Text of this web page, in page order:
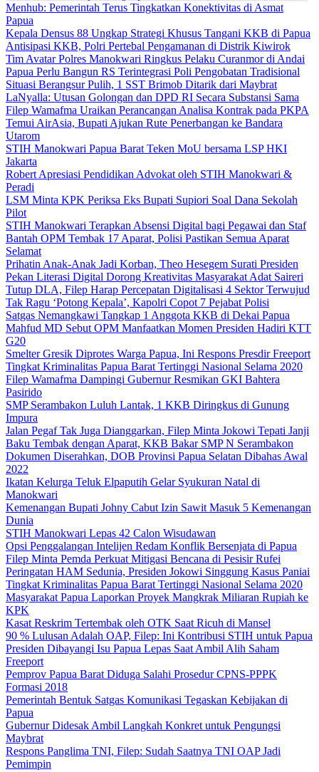
Menhub: Pemerintah Terus Tingkatkan Konektivitas di Asmat
Papua
Kepala Densus 88 Ungkap Strategi Khusus Tangani KKB di Papua
Antisipasi KKB, Polri Pertebal Pengamanan di Distrik Kiwirok
Tim Avatar Polres Manokwari Ringkus Pelaku Curanmor di Andai
Papua Perlu Bangun RS Terintegrasi Poli Pengobatan Tradisional
Situasi Berangsur Pulih, 1 SST Brimob Ditarik dari Maybrat
LaNyalla: Utusan Golongan dan DPD RI Secara Substansi Sama
Filep Wamafma Uraikan Perancangan Analisa Kontrak pada PKPA
Temui AirAsia, Bupati Ajukan Rute Penerbangan ke Bandara
Utarom
STIH Manokwari Papua Barat Teken MoU bersama LSP HKI
Jakarta
Robert Apresiasi Pendidikan Advokat oleh STIH Manokwari &
Peradi
LSM Minta KPK Periksa Eks Bupati Supiori Soal Dana Sekolah
Pilot
STIH Manokwari Terapkan Absensi Digital bagi Pegawai dan Staf
Bantah OPM Tembak 17 Aparat, Polisi Pastikan Semua Aparat
Selamat
Prihatin Anak-Anak Jadi Korban, Theo Hesegem Surati Presiden
Pekan Literasi Digital Dorong Kreativitas Masyarakat Adat Saireri
Tutup DLA, Filep Harap Percepatan Digitalisasi 4 Sektor Terwujud
Tak Ragu ‘Potong Kepala’, Kapolri Copot 7 Pejabat Polisi
Satgas Nemangkawi Tangkap 1 Anggota KKB di Dekai Papua
Mahfud MD Sebut OPM Manfaatkan Momen Presiden Hadiri KTT
G20
Smelter Gresik Diprotes Warga Papua, Ini Respons Presdir Freeport
Tingkat Kriminalitas Papua Barat Tertinggi Nasional Selama 2020
Filep Wamafma Dampingi Gubernur Resmikan GKI Bahtera
Pasirido
SMP Serambakon Luluh Lantak, 1 KKB Diringkus di Gunung
Impura
Jalan Pegaf Tak Juga Dianggarkan, Filep Minta Jokowi Tepati Janji
Baku Tembak dengan Aparat, KKB Bakar SMP N Serambakon
Dokumen Diserahkan, DOB Provinsi Papua Selatan Dibahas Awal
2022
Ikatan Kelurga Teluk Elpaputih Gelar Syukuran Natal di
Manokwari
Kemenangan Bupati Johny Cabut Izin Sawit Masuk 5 Kemenangan
Dunia
STIH Manokwari Lepas 42 Calon Wisudawan
Opsi Penggalangan Intelijen Redam Konflik Bersenjata di Papua
Filep Minta Pemda Perkuat Mitigasi Bencana di Pesisir Rufei
Peringatan HAM Sedunia, Presiden Jokowi Singgung Kasus Paniai
Tingkat Kriminalitas Papua Barat Tertinggi Nasional Selama 2020
Masyarakat Papua Laporkan Proyek Mangkrak Miliaran Rupiah ke
KPK
Kasat Reskrim Tertembak oleh OTK Saat Ricuh di Mansel
90 % Lulusan Adalah OAP, Filep: Ini Kontribusi STIH untuk Papua
Presiden Dibayangi Isu Papua Lepas Saat Ambil Alih Saham
Freeport
Pemprov Papua Barat Diduga Salahi Prosedur CPNS-PPPK
Formasi 2018
Pemerintah Bentuk Satgas Komunikasi Tegaskan Kebijakan di
Papua
Gubernur Didesak Ambil Langkah Konkret untuk Pengungsi
Maybrat
Respons Panglima TNI, Filep: Sudah Saatnya TNI OAP Jadi
Pemimpin